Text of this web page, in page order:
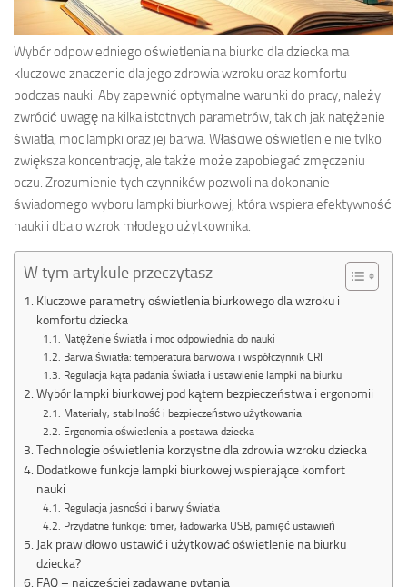
Wybór odpowiedniego oświetlenia na biurko dla dziecka ma
kluczowe znaczenie dla jego zdrowia wzroku oraz komfortu
podczas nauki. Aby zapewnić optymalne warunki do pracy, należy
zwrócić uwagę na kilka istotnych parametrów, takich jak natężenie
światła, moc lampki oraz jej barwa. Właściwe oświetlenie nie tylko
zwiększa koncentrację, ale także może zapobiegać zmęczeniu
oczu. Zrozumienie tych czynników pozwoli na dokonanie
świadomego wyboru lampki biurkowej, która wspiera efektywność
nauki i dba o wzrok młodego użytkownika.
W tym artykule przeczytasz
Kluczowe parametry oświetlenia biurkowego dla wzroku i
komfortu dziecka
Natężenie światła i moc odpowiednia do nauki
Barwa światła: temperatura barwowa i współczynnik CRI
Regulacja kąta padania światła i ustawienie lampki na biurku
Wybór lampki biurkowej pod kątem bezpieczeństwa i ergonomii
Materiały, stabilność i bezpieczeństwo użytkowania
Ergonomia oświetlenia a postawa dziecka
Technologie oświetlenia korzystne dla zdrowia wzroku dziecka
Dodatkowe funkcje lampki biurkowej wspierające komfort
nauki
Regulacja jasności i barwy światła
Przydatne funkcje: timer, ładowarka USB, pamięć ustawień
Jak prawidłowo ustawić i użytkować oświetlenie na biurku
dziecka?
FAQ – najczęściej zadawane pytania